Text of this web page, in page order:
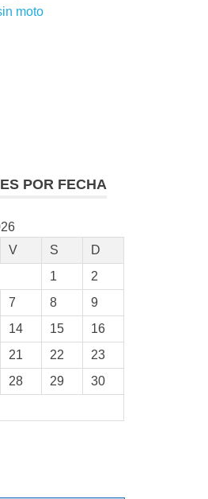
moto
POR FECHA
V S
D
1
2
7 8
9
14 15
16
21 22
23
28 29
30